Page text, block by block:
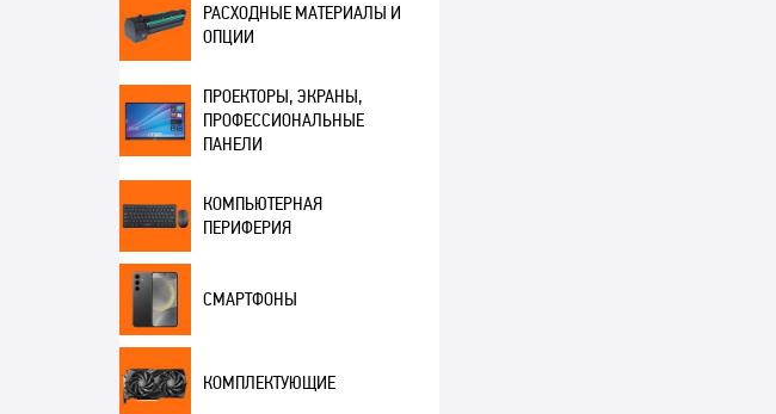
РАСХОДНЫЕ МАТЕРИАЛЫ И
ОПЦИИ
ПРОЕКТОРЫ, ЭКРАНЫ,
ПРОФЕССИОНАЛЬНЫЕ
ПАНЕЛИ
КОМПЬЮТЕРНАЯ
ПЕРИФЕРИЯ
СМАРТФОНЫ
КОМПЛЕКТУЮЩИЕ